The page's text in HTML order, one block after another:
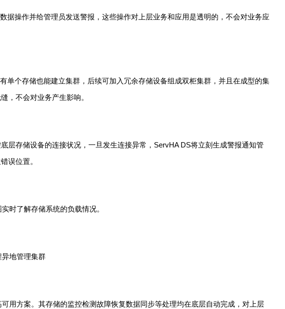
操作并给管理员发送警报，这些操作对上层业务和应用是透明的，不会对业务应
个存储也能建立集群，后续可加入冗余存储设备组成双柜集群，并且在成型的集
，不会对业务产生影响。
层存储设备的连接状况，一旦发生连接异常，ServHA DS将立刻生成警报通知管
误位置。
时了解存储系统的负载情况。
地管理集群
用方案。其存储的监控检测故障恢复数据同步等处理均在底层自动完成，对上层